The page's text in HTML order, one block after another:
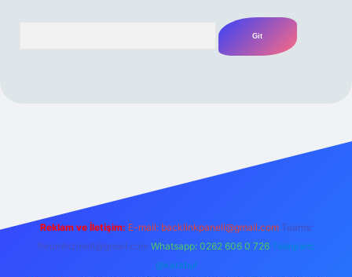
Reklam ve İletişim: E-mail: backlinkpaneli@gmail.com Teams:
forumhizmeti@gmail.com Whatsapp: 0262 606 0 726 Telegram:
@karabul